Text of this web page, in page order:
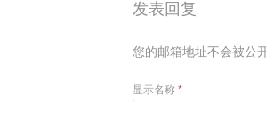
发表回复
您的邮箱地址不会被公开
显示名称 *